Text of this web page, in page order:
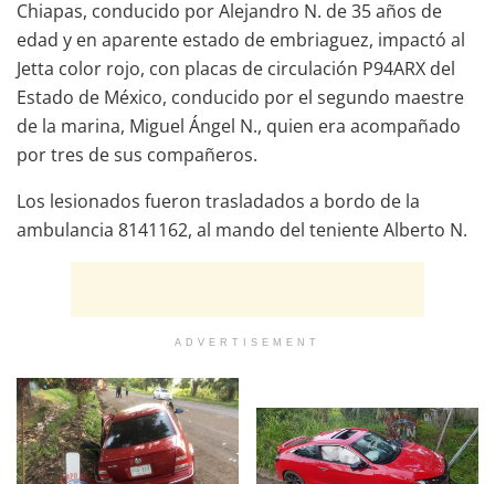
Chiapas, conducido por Alejandro N. de 35 años de
edad y en aparente estado de embriaguez, impactó al
Jetta color rojo, con placas de circulación P94ARX del
Estado de México, conducido por el segundo maestre
de la marina, Miguel Ángel N., quien era acompañado
por tres de sus compañeros.
Los lesionados fueron trasladados a bordo de la
ambulancia 8141162, al mando del teniente Alberto N.
ADVERTISEMENT